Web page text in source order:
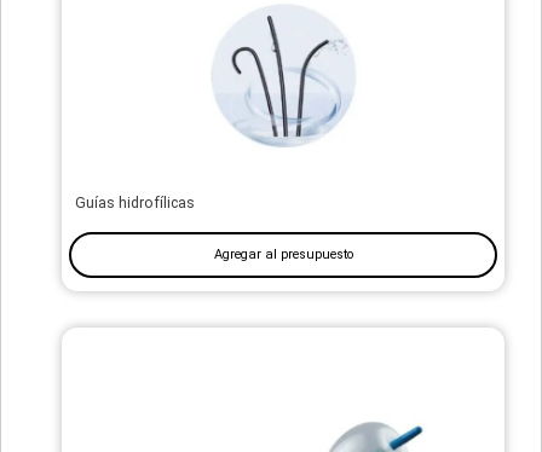
Guías hidrofílicas
Agregar al presupuesto